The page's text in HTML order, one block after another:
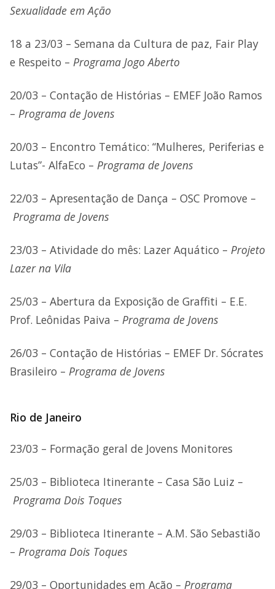
Sexualidade em Ação
18 a 23/03 – Semana da Cultura de paz, Fair Play
e Respeito – Programa Jogo Aberto
20/03 – Contação de Histórias – EMEF João Ramos
– Programa de Jovens
20/03 – Encontro Temático: “Mulheres, Periferias e
Lutas”- AlfaEco – Programa de Jovens
22/03 – Apresentação de Dança – OSC Promove –
Programa de Jovens
23/03 – Atividade do mês: Lazer Aquático – Projeto
Lazer na Vila
25/03 – Abertura da Exposição de Graffiti – E.E.
Prof. Leônidas Paiva – Programa de Jovens
26/03 – Contação de Histórias – EMEF Dr. Sócrates
Brasileiro – Programa de Jovens
Rio de Janeiro
23/03 – Formação geral de Jovens Monitores
25/03 – Biblioteca Itinerante – Casa São Luiz –
Programa Dois Toques
29/03 – Biblioteca Itinerante – A.M. São Sebastião
– Programa Dois Toques
29/03 – Oportunidades em Ação – Programa